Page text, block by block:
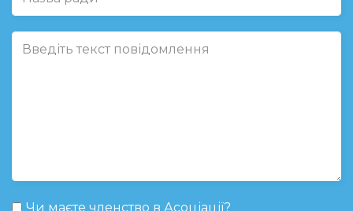
Чи маєте членство в Асоціації?